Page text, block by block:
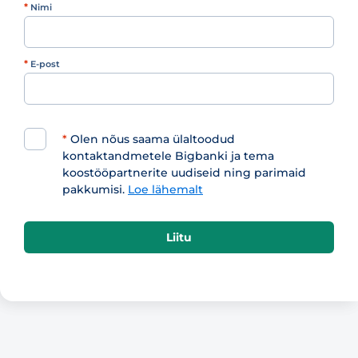
* Nimi
* E-post
* Olen nõus saama ülaltoodud
kontaktandmetele Bigbanki ja tema
koostööpartnerite uudiseid ning parimaid
pakkumisi. Loe lähemalt
Liitu